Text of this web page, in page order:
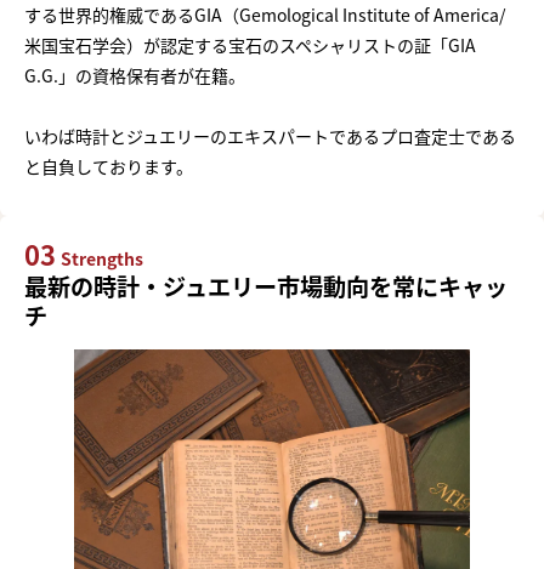
する世界的権威であるGIA（Gemological Institute of America/
米国宝石学会）が認定する宝石のスペシャリストの証「GIA
G.G.」の資格保有者が在籍。
いわば時計とジュエリーのエキスパートであるプロ査定士である
と自負しております。
03 Strengths
最新の時計・ジュエリー市場動向を常にキャッ
チ